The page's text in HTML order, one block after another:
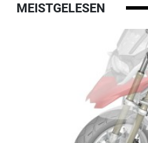
MEISTGELESEN